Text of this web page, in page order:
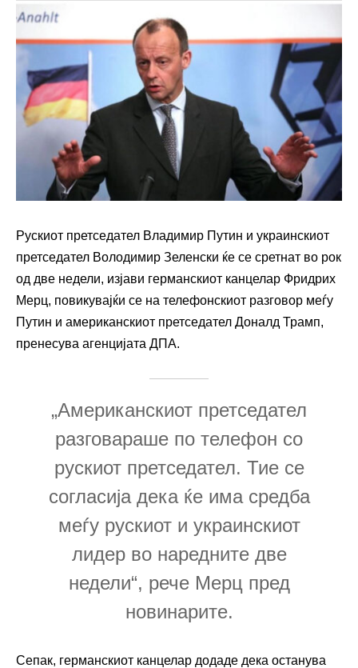
Рускиот претседател Владимир Путин и украинскиот
претседател Володимир Зеленски ќе се сретнат во рок
од две недели, изјави германскиот канцелар Фридрих
Мерц, повикувајќи се на телефонскиот разговор меѓу
Путин и американскиот претседател Доналд Трамп,
пренесува агенцијата ДПА.
„Американскиот претседател
разговараше по телефон со
рускиот претседател. Тие се
согласија дека ќе има средба
меѓу рускиот и украинскиот
лидер во наредните две
недели“, рече Мерц пред
новинарите.
Сепак, германскиот канцелар додаде дека останува